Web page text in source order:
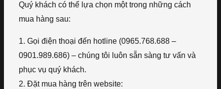
Quý khách có thể lựa chọn một trong những cách
mua hàng sau:
1. Gọi điện thoại đến hotline (0965.768.688 –
0901.989.686) – chúng tôi luôn sẵn sàng tư vấn và
phục vụ quý khách.
2. Đặt mua hàng trên website: